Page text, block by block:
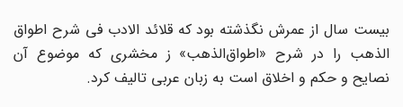
بیست سال از عمرش نگذشته بود که قلائد الادب فی شرح اطواق
الذهب را در شرح «اطواق‌الذهب» ز مخشری که موضوع آن
نصایح و حکم و اخلاق است به زبان عربی تالیف کرد.